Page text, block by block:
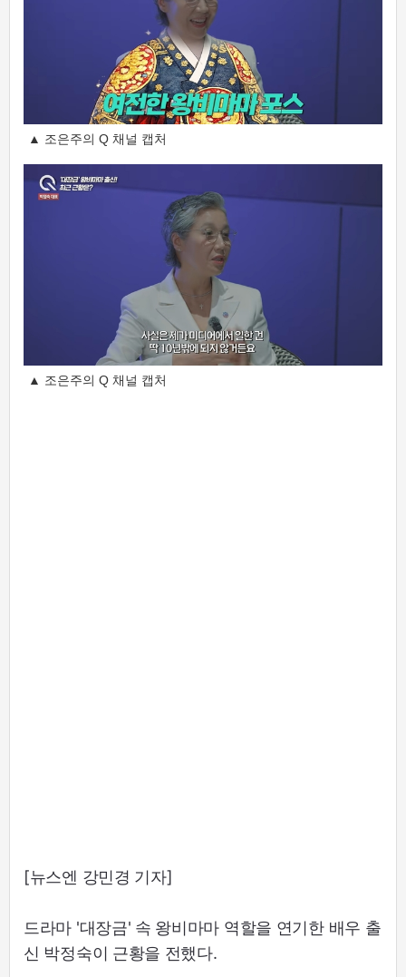
▲ 조은주의 Q 채널 캡처
▲ 조은주의 Q 채널 캡처
[뉴스엔 강민경 기자]
드라마 '대장금' 속 왕비마마 역할을 연기한 배우 출
신 박정숙이 근황을 전했다.